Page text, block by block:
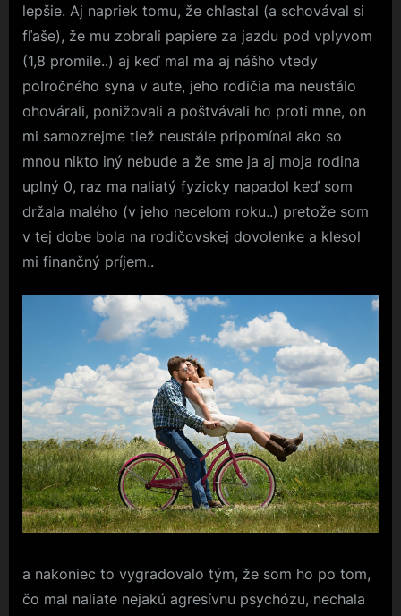
lepšie. Aj napriek tomu, že chľastal (a schovával si
fľaše), že mu zobrali papiere za jazdu pod vplyvom
(1,8 promile..) aj keď mal ma aj nášho vtedy
polročného syna v aute, jeho rodičia ma neustálo
ohovárali, ponižovali a poštvávali ho proti mne, on
mi samozrejme tiež neustále pripomínal ako so
mnou nikto iný nebude a že sme ja aj moja rodina
uplný 0, raz ma naliatý fyzicky napadol keď som
držala malého (v jeho necelom roku..) pretože som
v tej dobe bola na rodičovskej dovolenke a klesol
mi finančný príjem..
a nakoniec to vygradovalo tým, že som ho po tom,
čo mal naliate nejakú agresívnu psychózu, nechala